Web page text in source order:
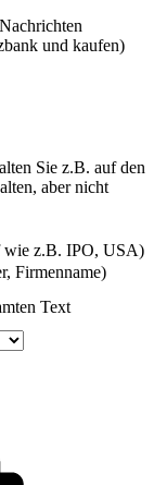
und kaufen)
Sie z.B. auf den
aber nicht
wie z.B. IPO, USA)
Firmenname)
Text